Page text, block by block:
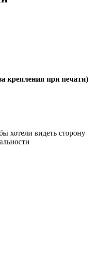
крепления при печати)
хотели видеть сторону